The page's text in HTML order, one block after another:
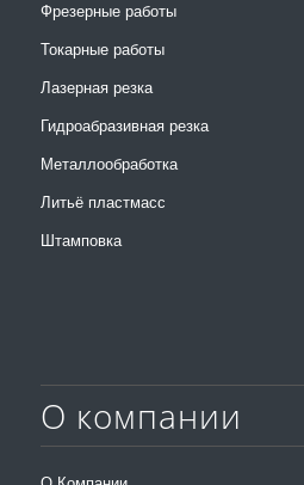
Фрезерные работы
Токарные работы
Лазерная резка
Гидроабразивная резка
Металлообработка
Литьё пластмасс
Штамповка
О компании